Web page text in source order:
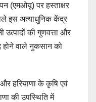
(एमओयू) पर हस्ताक्षर
इस अत्याधुनिक केंद्र
उत्पादों की गुणवत्ता और
होने वाले नुकसान को
हरियाणा के कृषि एवं
की उपस्थिति में